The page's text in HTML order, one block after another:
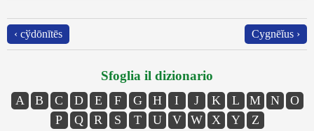
‹ cўdōnītēs Cygnēĭus ›
Sfoglia il dizionario
A B C D E F G H I J K L M N
O
P
Q R S T U V W X Y Z